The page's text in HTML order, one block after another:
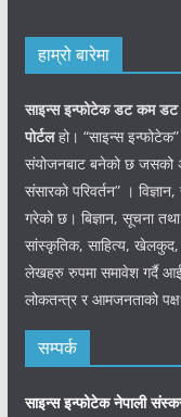
हाम्रो बारेमा
साइन्स इन्फोटेक डट कम डट
पोर्टलहो। “साइन्स इन्फोटेक”
संयोजनबाट बनेको छ जसको
संसारको परिवर्तन” ।
गरेको छ। बिज्ञान, सूचना
सांस्कृतिक, साहित्य, खेलकुद,
लेखहरु रुपमा समावेश गर्दै आई
लोकतन्त्र र आमजनताको
सम्पर्क
साइन्स इन्फोटेक नेपाली